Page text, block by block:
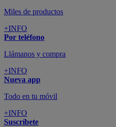
Miles de productos
+INFO
Por teléfono
Llámanos y compra
+INFO
Nueva app
Todo en tu móvil
+INFO
Suscríbete